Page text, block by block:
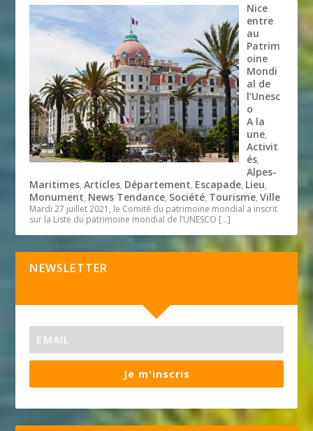
Nice
entre
au
Patrim
oine
Mondi
al de
l’Unesc
o
A la
une,
Activit
és,
Alpes-
Maritimes,Articles, Département, Escapade, Lieu,
Monument, News Tendance, Société, Tourisme,Ville
Mardi 27 juillet 2021, le Comité du patrimoine mondial a inscrit
sur la Liste du patrimoine mondial de l’UNESCO […]
NEWSLETTER
Je m'inscris